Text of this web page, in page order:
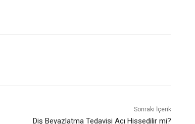
Sonraki İçerik
Diş Beyazlatma Tedavisi Acı Hissedilir mi?